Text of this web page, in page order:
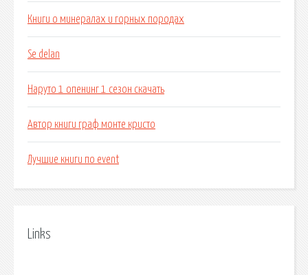
Книги о минералах и горных породах
Se delan
Наруто 1 опенинг 1 сезон скачать
Автор книги граф монте кристо
Лучшие книги по event
Links